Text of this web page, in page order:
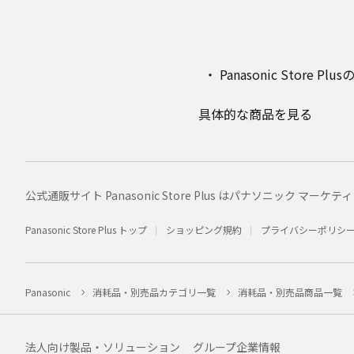
Panasonic Store Plus
具体的な商品を見る
公式通販サイト Panasonic Store Plus はパナソニック マーケテ
Panasonic Store Plus トップ ショッピング規約 プライバシーポリシー
Panasonic 消耗品・別売品カテゴリ一覧 消耗品・別売品商品一覧
法人向け製品・ソリューション グループ企業情報